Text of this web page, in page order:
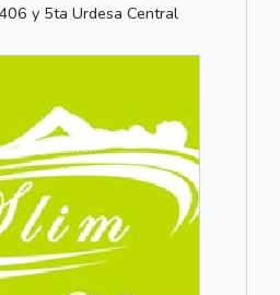
y 5ta Urdesa Central